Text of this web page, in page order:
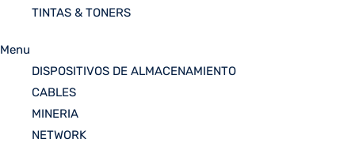
TINTAS & TONERS
Menu
DISPOSITIVOS DE ALMACENAMIENTO
CABLES
MINERIA
NETWORK